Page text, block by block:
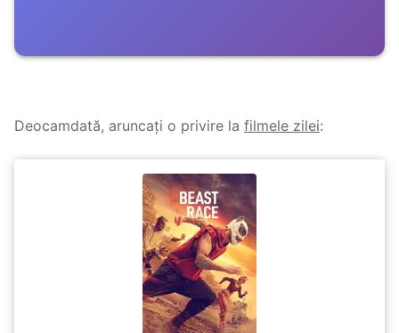
Deocamdată, aruncați o privire la filmele zilei: